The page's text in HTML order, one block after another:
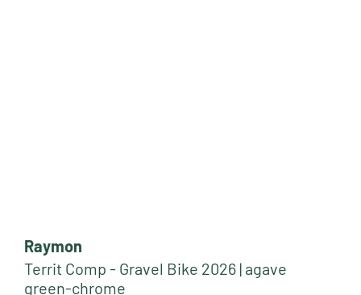
Raymon
Territ Comp - Gravel Bike 2026 | agave
green-chrome